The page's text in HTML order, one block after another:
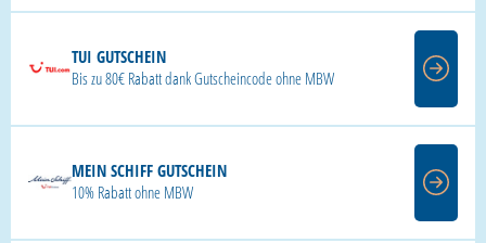
TUI GUTSCHEIN
Bis zu 80€ Rabatt dank Gutscheincode ohne MBW
MEIN SCHIFF GUTSCHEIN
10% Rabatt ohne MBW